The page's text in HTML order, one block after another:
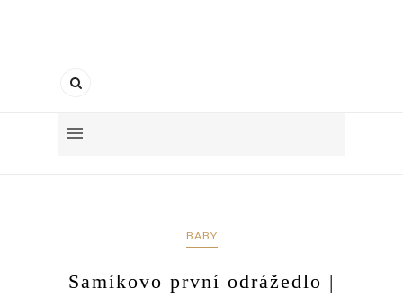
BABY
Samíkovo první odrážedlo |